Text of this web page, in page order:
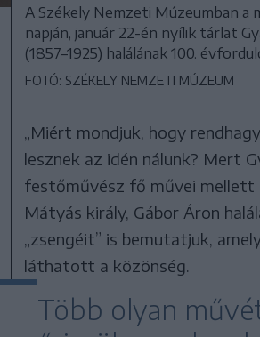
A Székely Nemzeti Múzeumban a
napján, január 22-én nyílik tárlat
(1857–1925) halálának 100.
FOTÓ: SZÉKELY NEMZETI MÚZEUM
„Miért mondjuk, hogy
lesznek az idén nálunk? Mert
festőművész fő művei mellett
Mátyás király, Gábor Áron
„zsengéit” is bemutatjuk,
láthatott a közönség.
Több olyan